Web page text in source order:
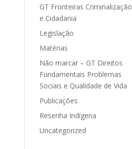
GT Fronteiras Criminalização
e Cidadania
Legislação
Matérias
Não marcar – GT Direitos
Fundamentais Problemas
Sociais e Qualidade de Vida
Publicações
Resenha Indígena
Uncategorized